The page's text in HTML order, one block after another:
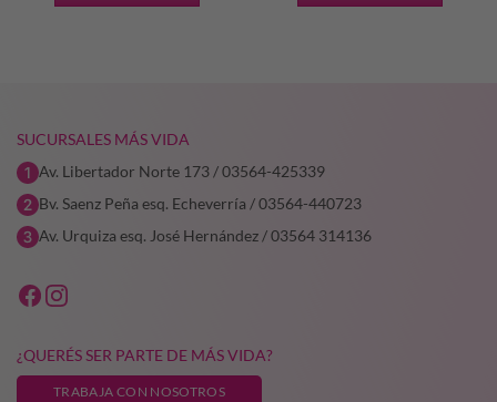
era:
SUCURSALES MÁS VIDA
Av. Libertador Norte 173 / 03564-425339
Bv. Saenz Peña esq. Echeverría / 03564-440723
Av. Urquiza esq. José Hernández / 03564 314136
¿QUERÉS SER PARTE DE MÁS VIDA?
TRABAJA CON NOSOTROS